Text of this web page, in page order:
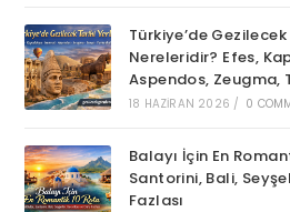
Türkiye’de
Nereleridir? Efes,
Aspendos, Zeugma,
18 HAZIRAN 2026 / 0
Balayı İçin En
Santorini, Bali,
Fazlası